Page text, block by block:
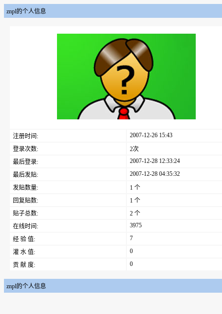
znpl的个人信息
注册时间:
2007-12-26 15:43
登录次数:
2次
最后登录:
2007-12-28 12:33:24
最后发贴:
2007-12-28 04:35:32
发贴数量:
1 个
回复贴数:
1 个
贴子总数:
2 个
在线时间:
3975
经 验 值:
7
灌 水 值:
0
贡 献 度:
0
znpl的个人信息